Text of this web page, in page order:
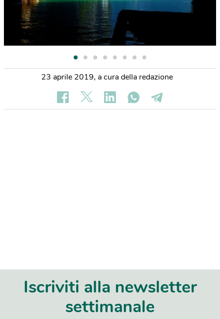
23 aprile 2019, a cura della redazione
Iscriviti alla newsletter
settimanale